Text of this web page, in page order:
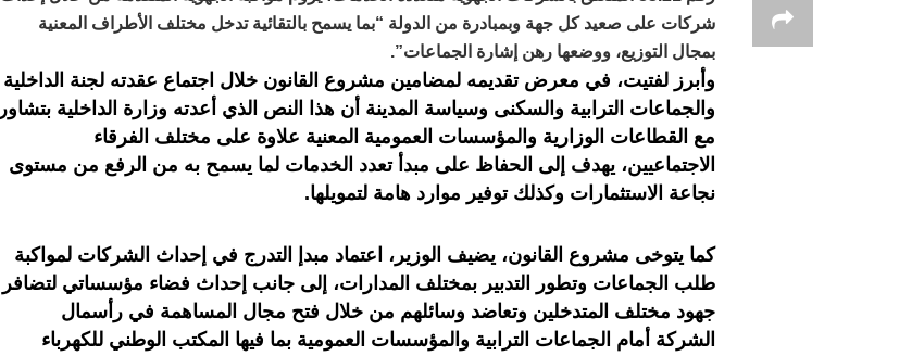
شركات على صعيد كل جهة وبمبادرة من الدولة “بما يسمح بالتقائية تدخل مختلف الأطراف المعنية
بمجال التوزيع، ووضعها رهن إشارة الجماعات”.
وأبرز لفتيت، في معرض تقديمه لمضامين مشروع القانون خلال اجتماع عقدته لجنة الداخلية
والجماعات الترابية والسكنى وسياسة المدينة أن هذا النص الذي أعدته وزارة الداخلية بتشاور
مع القطاعات الوزارية والمؤسسات العمومية المعنية علاوة على مختلف الفرقاء
الاجتماعيين، يهدف إلى الحفاظ على مبدأ تعدد الخدمات لما يسمح به من الرفع من مستوى
نجاعة الاستثمارات وكذلك توفير موارد هامة لتمويلها.
كما يتوخى مشروع القانون، يضيف الوزير، اعتماد مبدإ التدرج في إحداث الشركات لمواكبة
طلب الجماعات وتطور التدبير بمختلف المدارات، إلى جانب إحداث فضاء مؤسساتي لتضافر
جهود مختلف المتدخلين وتعاضد وسائلهم من خلال فتح مجال المساهمة في رأسمال
الشركة أمام الجماعات الترابية والمؤسسات العمومية بما فيها المكتب الوطني للكهرباء